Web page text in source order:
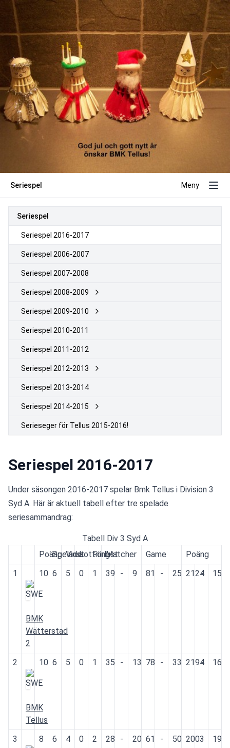
Seriespel Meny
Seriespel
Seriespel 2016-2017
Seriespel 2006-2007
Seriespel 2007-2008
Seriespel 2008-2009
Seriespel 2009-2010
Seriespel 2010-2011
Seriespel 2011-2012
Seriespel 2012-2013
Seriespel 2013-2014
Seriespel 2014-2015
Serieseger för Tellus 2015-2016!
Seriespel 2016-2017
Under säsongen 2016-2017 spelar Bmk Tellus i Division 3
Syd A. Här är aktuell tabell efter tre spelade
seriesammandrag:
Tabell Div 3 Syd A
PoängSpelade
VinstLottning
FörlustMatcher Game
Poäng
1
BMK
Wätterstad
2
10 6 5 0 1 39 - 9 81 - 25 2124
-
2
BMK
Tellus
10 6 5 0 1 35 - 13 78 - 33 2194
-
3 8 6 4 0 2 28 - 20 61 - 50 2003
-